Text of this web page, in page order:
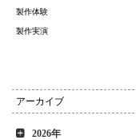
製作体験
製作実演
アーカイブ
2026年